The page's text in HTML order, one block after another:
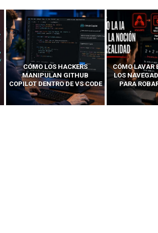
CÓMO LAVAR EL CEREBRO A
LOS NAVEGADORES CON IA
PARA ROBAR SECRETOS
CÓMO LOS
CREARON
PARA
CELULARES Y
DE